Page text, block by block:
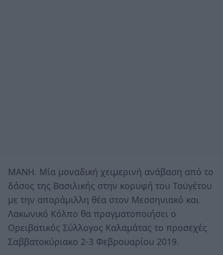
ΜΑΝΗ. Μία μοναδική χειμερινή ανάβαση από το
δάσος της Βασιλικής στην κορυφή του Ταϋγέτου
με την απαράμιλλη θέα στον Μεσσηνιακό και
Λακωνικό Κόλπο θα πραγματοποιήσει ο
Ορειβατικός Σύλλογος Καλαμάτας το προσεχές
Σαββατοκύριακο 2-3 Φεβρουαρίου 2019.